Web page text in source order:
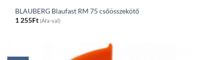
BLAUBERG Blaufast RM 75 csőösszekötő
1 255Ft (Áfa-val)